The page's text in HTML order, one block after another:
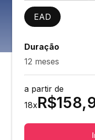
EAD
Duração
12 meses
a partir de
18xR$